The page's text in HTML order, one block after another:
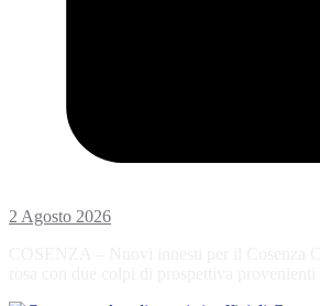
2 Agosto 2026